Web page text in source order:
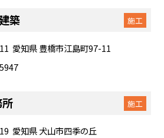
築 施工
愛知県 豊橋市江島町97-11
施工
愛知県 犬山市四季の丘